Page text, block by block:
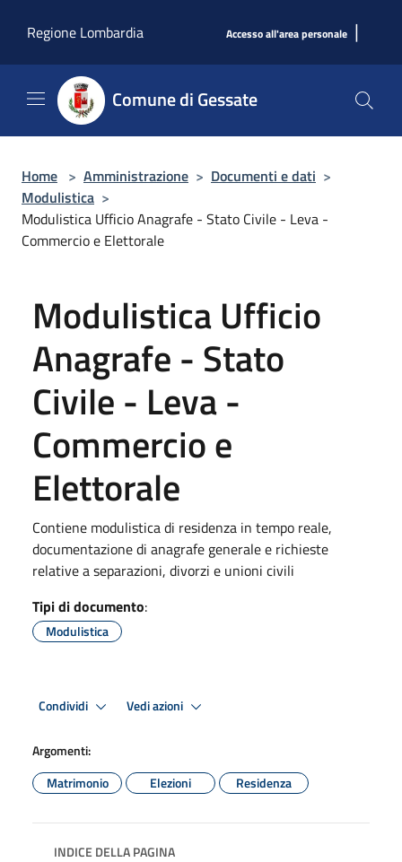
Regione Lombardia
Accesso all'area personale |
Comune di Gessate
Home > Amministrazione > Documenti e dati >
Modulistica >
Modulistica Ufficio Anagrafe - Stato Civile - Leva -
Commercio e Elettorale
Modulistica Ufficio
Anagrafe - Stato
Civile - Leva -
Commercio e
Elettorale
Contiene modulistica di residenza in tempo reale,
documentazione di anagrafe generale e richieste
relative a separazioni, divorzi e unioni civili
Tipi di documento:
Modulistica
Condividi Vedi azioni
Argomenti:
Matrimonio
Elezioni Residenza
INDICE DELLA PAGINA